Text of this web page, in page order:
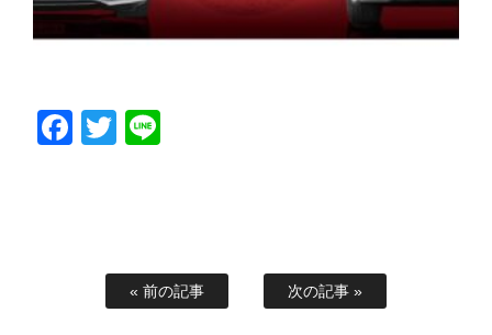
Facebook
Twitter
« 前の記事 次の記事 »